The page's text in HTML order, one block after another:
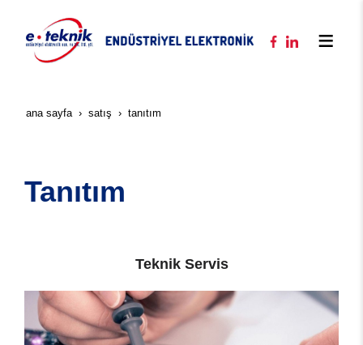
ana sayfa satiş tanıtım
Tanıtım
Teknik Servis